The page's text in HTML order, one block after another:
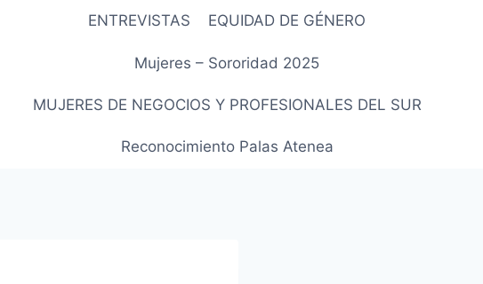
ENTREVISTAS EQUIDAD DE GÉNERO
Mujeres – Sororidad 2025
MUJERES DE NEGOCIOS Y PROFESIONALES DEL SUR
Reconocimiento Palas Atenea